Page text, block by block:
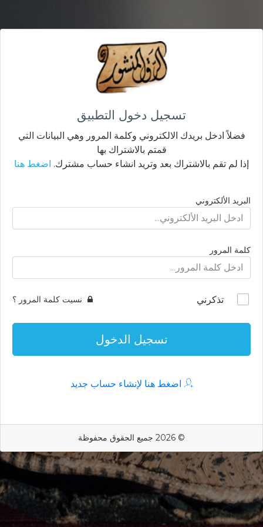
تسجيل دخول التطبيق
فضلاً ادخل بريدك الالكتروني وكلمة المرور وهي البيانات التي
قمتم بالاشتراك بها
إذا لم تقم بالاشتراك بعد وتريد انشاء حساب مشترك. اضغط هنا
البريد الألكتروني
كلمة المرور
تذكرني نسيت كلمة المرور ؟
تسجيل الدخول
اضغط هنا لإنشاء حساب جديد
© 2026 جميع الحقوق محفوظة